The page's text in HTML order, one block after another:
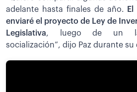
adelante hasta finales de año.
enviaré el proyecto de Ley de
Legislativa, luego de un
socialización”, dijo Paz durante su